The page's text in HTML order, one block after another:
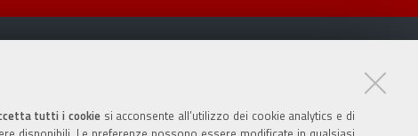
tutti i cookiesi acconsente all’utilizzo dei cookie analytics e di